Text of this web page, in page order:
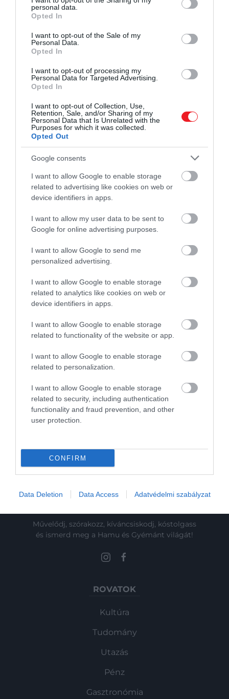
grant or deny consent to Google and its third-party tags to
use your data for below specified purposes in below Google
consent section.
personal data.
Opted In
I want to opt-out of the Sale of my
Personal Data.
Opted In
I want to opt-out of processing my
Personal Data for Targeted Advertising.
Opted In
I want to opt-out of Collection, Use,
Retention, Sale, and/or Sharing of my
Personal Data that Is Unrelated with the
Purposes for which it was collected.
Opted Out
Google consents
I want to allow Google to enable storage
related to advertising like cookies on web or
device identifiers in apps.
I want to allow my user data to be sent to
Google for online advertising purposes.
I want to allow Google to send me
personalized advertising.
I want to allow Google to enable storage
related to analytics like cookies on web or
device identifiers in apps.
I want to allow Google to enable storage
related to functionality of the website or app.
I want to allow Google to enable storage
related to personalization.
I want to allow Google to enable storage
related to security, including authentication
functionality and fraud prevention, and other
user protection.
CONFIRM
Data Deletion Data Access Adatvédelmi szabályzat
érdekében érdemes kerülni a dohányzást, a forró
ételeket és italokat, valamint a megerőltető fizikai
aktivitást. Az esetek közel 80%-ában egészséges
csontszövet képződik a korábban érintett területen,
és a fog hosszú távon megtartható marad.
Fogmegtartás vagy foghúzás – melyiket
A saját fog megtartása szinte minden esetben az
előnyösebb döntés. A természetes fog jobban
terhelhető, mint bármilyen fogpótlás, és
megakadályozza a szomszédos fogak elmozdulását,
valamint a hosszú távú csontvesztést az érintett
területen. Fontos szempont az is, hogy a
gyökércsúcs rezekció összességében olcsóbb
implantátum vagy híd elkészítése, miközben az
eredmény sem egyenértékű a saját foggal.
Sürgős esetben, vagy ha azonnali ellátásra van
fogorvosi ügyelethez, ahol tapasztalt szakemberek
állnak rendelkezésre és segítenek megtalálni a
legjobb megoldást az Ön fogászati problémájára.
Szponzorált tartalom
Az immunrendszerünk nem tudja, hogy van
szemünk – és addig…
2026. JÚLIUS 30. ● TUDOMÁNY
Vodkának álcázták a Coca-Colát a szovjet
Művelődj, szórakozz, kíváncsiskodj, kóstolgass
és ismerd meg a Hamu és Gyémánt világát!
ROVATOK
Kultúra
Tudomány
Utazás
Pénz
Gasztronómia